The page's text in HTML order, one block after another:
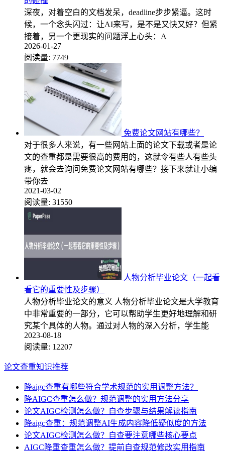
深夜，对着空白的文档发呆，deadline步步紧逼。这时
候，一个念头闪过：让AI来写，是不是又快又好？但紧
接着，另一个更现实的问题浮上心头：A
2026-01-27
阅读量: 7749
免费论文网站有哪些？
对于很多人来说，有一些网站上面的论文下载或者是论
文的查重都是需要很高的费用的，这就令有些人有些头
疼，就会去询问免费论文网站有哪些？接下来就让小编
带你去
2021-03-02
阅读量: 31550
人物分析毕业论文（一起看
看它的重要性及步骤）
人物分析毕业论文的意义 人物分析毕业论文是大学教育
中非常重要的一部分，它可以帮助学生更好地理解和研
究某个具体的人物。通过对人物的深入分析，学生能
2023-08-18
阅读量: 12207
论文查重知识推荐
降aigc查重有哪些符合学术规范的实用调整方法？
降AIGC查重怎么做？规范调整的实用方法分享
论文AIGC检测怎么做？自查步骤与结果解读指南
降aigc查重：规范调整AI生成内容降低疑似度的方法
论文AIGC检测怎么做？自查要注意哪些核心要点
AIGC降重查重怎么做？提前自查规范修改实用指南